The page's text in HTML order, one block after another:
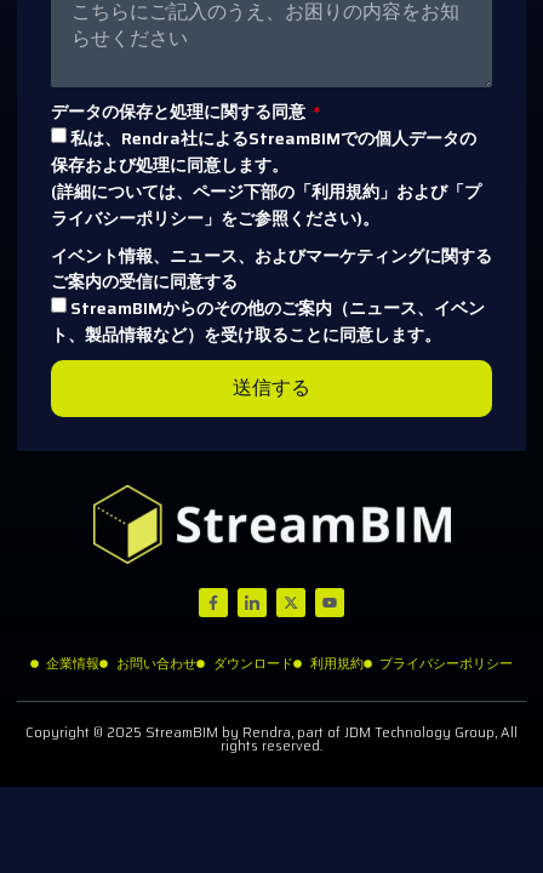
データの保存と処理に関する同意
私は、Rendra社によるStreamBIMでの個人データの
保存および処理に同意します。
(詳細については、ページ下部の「利用規約」および「プ
ライバシーポリシー」をご参照ください)。
イベント情報、ニュース、およびマーケティングに関する
ご案内の受信に同意する
StreamBIMからのその他のご案内（ニュース、イベン
ト、製品情報など）を受け取ることに同意します。
送信する
企業情報 お問い合わせ ダウンロード 利用規約 プライバシーポリシー
Copyright © 2025 StreamBIM by Rendra, part of JDM Technology Group, All
rights reserved.